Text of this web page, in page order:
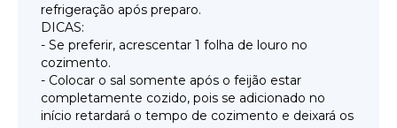
refrigeração após preparo.
DICAS:
- Se preferir, acrescentar 1 folha de louro no
cozimento.
- Colocar o sal somente após o feijão estar
completamente cozido, pois se adicionado no
início retardará o tempo de cozimento e deixará os